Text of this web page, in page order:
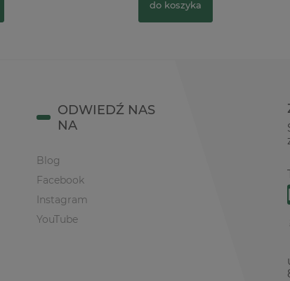
do koszyka
ODWIEDŹ NAS
NA
Blog
Facebook
Instagram
YouTube